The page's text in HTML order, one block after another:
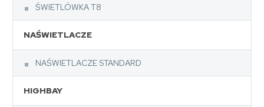
ŚWIETLÓWKA T8
NAŚWIETLACZE
NAŚWIETLACZE STANDARD
HIGHBAY